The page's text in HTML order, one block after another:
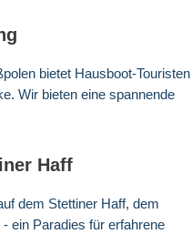
bietet Hausboot-Touristen
Wir bieten eine spannende
Haff
dem Stettiner Haff, dem
ein Paradies für erfahrene